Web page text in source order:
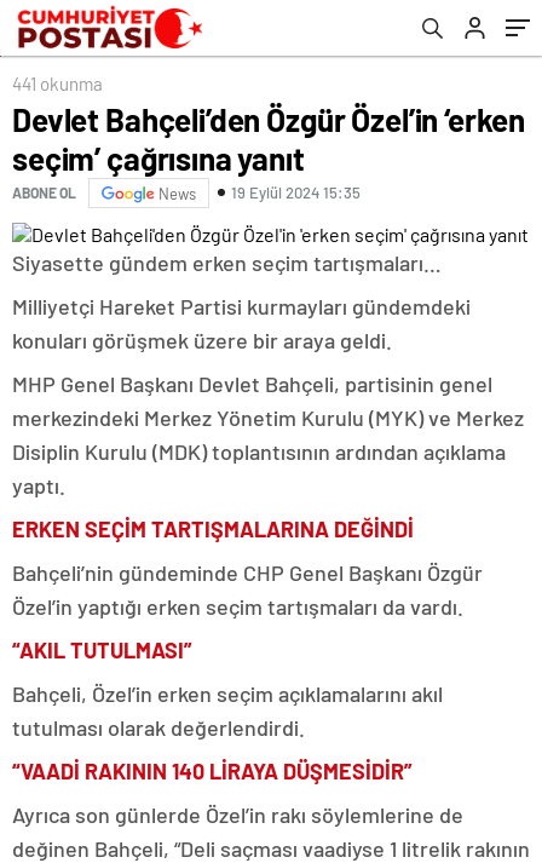
441 okunma
Devlet Bahçeli’den Özgür Özel’in ‘erken
seçim’ çağrısına yanıt
ABONE OL News 19 Eylül 2024 15:35
Siyasette gündem erken seçim tartışmaları…
Milliyetçi Hareket Partisi kurmayları gündemdeki
konuları görüşmek üzere bir araya geldi.
MHP Genel Başkanı Devlet Bahçeli, partisinin genel
merkezindeki Merkez Yönetim Kurulu (MYK) ve Merkez
Disiplin Kurulu (MDK) toplantısının ardından açıklama
yaptı.
ERKEN SEÇİM TARTIŞMALARINA DEĞİNDİ
Bahçeli’nin gündeminde CHP Genel Başkanı Özgür
Özel’in yaptığı erken seçim tartışmaları da vardı.
“AKIL TUTULMASI”
Bahçeli, Özel’in erken seçim açıklamalarını akıl
tutulması olarak değerlendirdi.
“VAADİ RAKININ 140 LİRAYA DÜŞMESİDİR”
Ayrıca son günlerde Özel’in rakı söylemlerine de
değinen Bahçeli, “Deli saçması vaadiyse 1 litrelik rakının